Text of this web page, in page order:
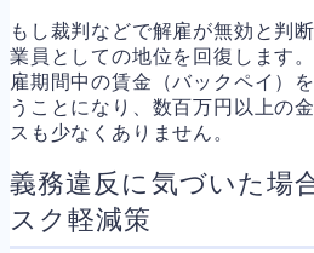
もし裁判などで解雇が無効と判
業員としての地位を回復します
雇期間中の賃金（バックペイ）
うことになり、数百万円以上の
スも少なくありません。
義務違反に気づいた場
スク軽減策